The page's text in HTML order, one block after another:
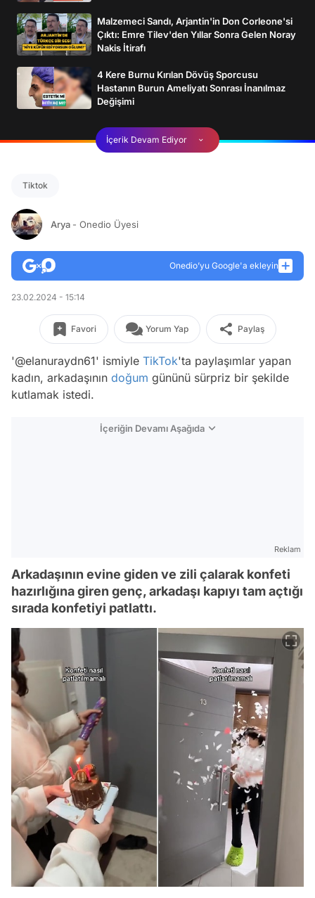
Malzemeci Sandı, Arjantin'in Don Corleone'si
Çıktı: Emre Tilev'den Yıllar Sonra Gelen Noray
Nakis İtirafı
4 Kere Burnu Kırılan Dövüş Sporcusu
Hastanın Burun Ameliyatı Sonrası İnanılmaz
Değişimi
İçerik Devam Ediyor
Tiktok
Arya - Onedio Üyesi
Onedio’yu Google'a ekleyin
23.02.2024 - 15:14
Favori Yorum Yap Paylaş
'@elanuraydn61' ismiyle TikTok'ta paylaşımlar yapan
kadın, arkadaşının doğum gününü sürpriz bir şekilde
kutlamak istedi.
İçeriğin Devamı Aşağıda
Reklam
Arkadaşının evine giden ve zili çalarak konfeti
hazırlığına giren genç, arkadaşı kapıyı tam açtığı
sırada konfetiyi patlattı.